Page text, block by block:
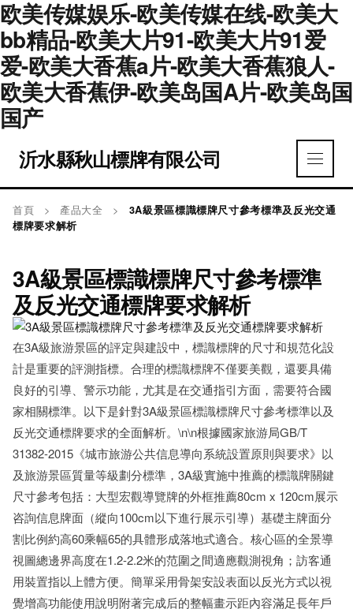
欧美传媒娱乐-欧美传媒在线-欧美大
bb精品-欧美大片91-欧美大片91爱
爱-欧美大香蕉a片-欧美大香蕉狼人-
欧美大香蕉伊-欧美岛国A片-欧美岛国
国产
沂水縣秋山標牌有限公司
首頁 > 產品大全 >
3A級景區標識標牌尺寸參考標準及反光交通
標牌要求解析
3A級景區標識標牌尺寸參考標準
及反光交通標牌要求解析
在3A級旅游景區的評定與建設中，標識標牌的尺寸和規范化設
計是重要的評測指標。合理的標識標牌不僅要美觀，還要具備
良好的引導、警示功能，尤其是在交通指引方面，需要符合國
家相關標準。以下是針對3A級景區標識標牌尺寸參考標準以及
反光交通標牌要求的全面解析。\n\n根據國家旅游局GB/T
31382-2015《城市旅游公共信息導向系統設置原則與要求》以
及旅游景區質量等級劃分標準，3A級實施中推薦的標識牌關鍵
尺寸參考包括：大型宏觀導覽牌的外框推薦80cm x 120cm展示
咨詢信息牌面（縱向100cm以下進行展示引導）基礎主牌面分
割比例約高60乘幅65的具體形成落地式適合。核心區的全景導
視圖總邊界高度在1.2-2.2米的范圍之間適應觀測視角；訪客通
用裝置指以上體方便。簡單采用骨架安設表面以反光方式以視
覺增高功能使用說明附著完成后的整幅畫示距內容滿足長年戶